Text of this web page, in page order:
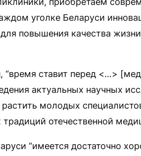
уголке Беларуси
повышения качества
“время ставит перед <…>
актуальных научных
растить молодых
отечественной
“имеется достаточно